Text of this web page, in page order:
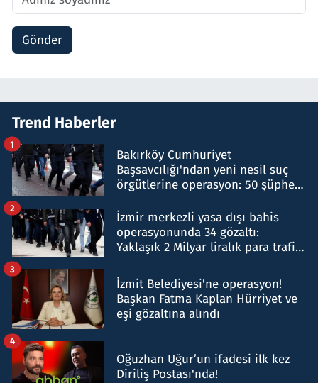
Gönder
Trend Haberler
Bakırköy Cumhuriyet
Başsavcılığı'ndan yeni nesil suç
örgütlerine operasyon: 50 şüpheli
1
İzmir merkezli yasa dışı bahis
operasyonunda 34 gözaltı:
Yaklaşık 2 Milyar liralık para trafiği
2
İzmit Belediyesi'ne operasyon!
Başkan Fatma Kaplan Hürriyet ve
eşi gözaltına alındı
3
Oğuzhan Uğur’un ifadesi ilk kez
Diriliş Postası'nda!
4